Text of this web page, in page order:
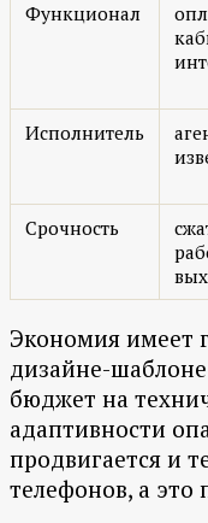
Функционал
Исполнитель
Срочность
Экономия имеет
дизайне-шаблоне
бюджет на
адаптивности
продвигается и
телефонов, а это